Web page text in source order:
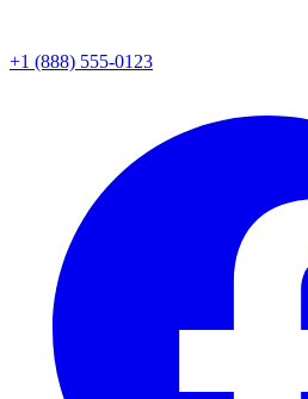
+1 (888) 555-0123